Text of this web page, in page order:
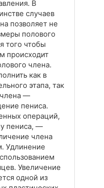
В
случаев
позволяет не
полового
того чтобы
происходит
члена.
как в
этапа, так
—
пениса.
операций,
пениса, —
члена
Удлинение
Увеличение
одной из